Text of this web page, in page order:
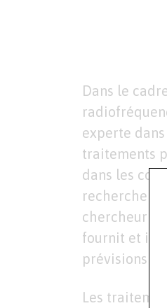
Dans le
experte
traitements
dans les
recherche
chercheur
fournit et
prévisions
Les